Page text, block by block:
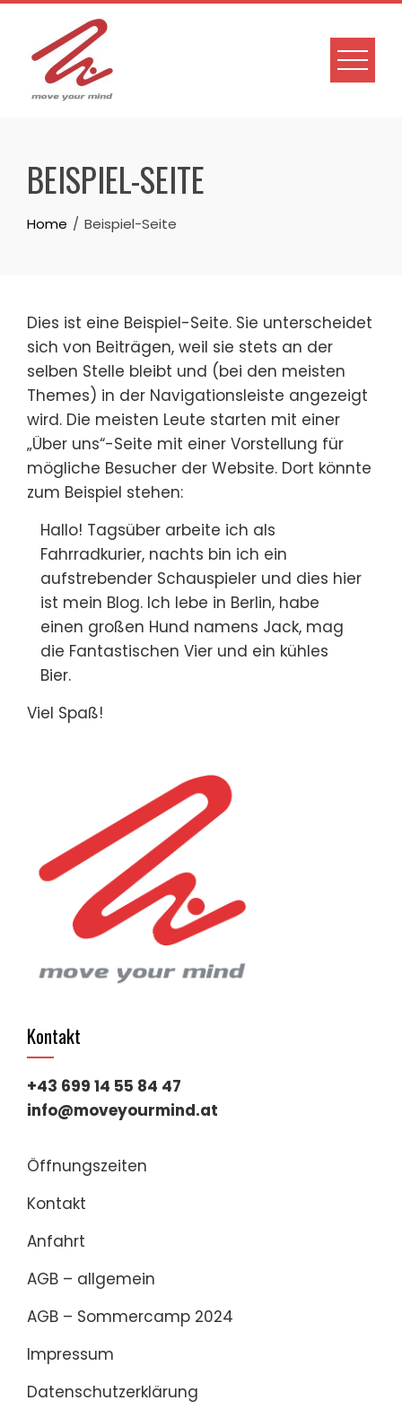
Skip
content
BEISPIEL-SEITE
Home Beispiel-Seite
Dies ist eine Beispiel-Seite. Sie unterscheidet
sich von Beiträgen, weil sie stets an der
selben Stelle bleibt und (bei den meisten
Themes) in der Navigationsleiste angezeigt
wird. Die meisten Leute starten mit einer
„Über uns“-Seite mit einer Vorstellung für
mögliche Besucher der Website. Dort könnte
zum Beispiel stehen:
Hallo! Tagsüber arbeite ich als
Fahrradkurier, nachts bin ich ein
aufstrebender Schauspieler und dies hier
ist mein Blog. Ich lebe in Berlin, habe
einen großen Hund namens Jack, mag
die Fantastischen Vier und ein kühles
Bier.
Viel Spaß!
Kontakt
+43 699 14 55 84 47
info@moveyourmind.at
Öffnungszeiten
Kontakt
Anfahrt
AGB – allgemein
AGB – Sommercamp 2024
Impressum
Datenschutzerklärung